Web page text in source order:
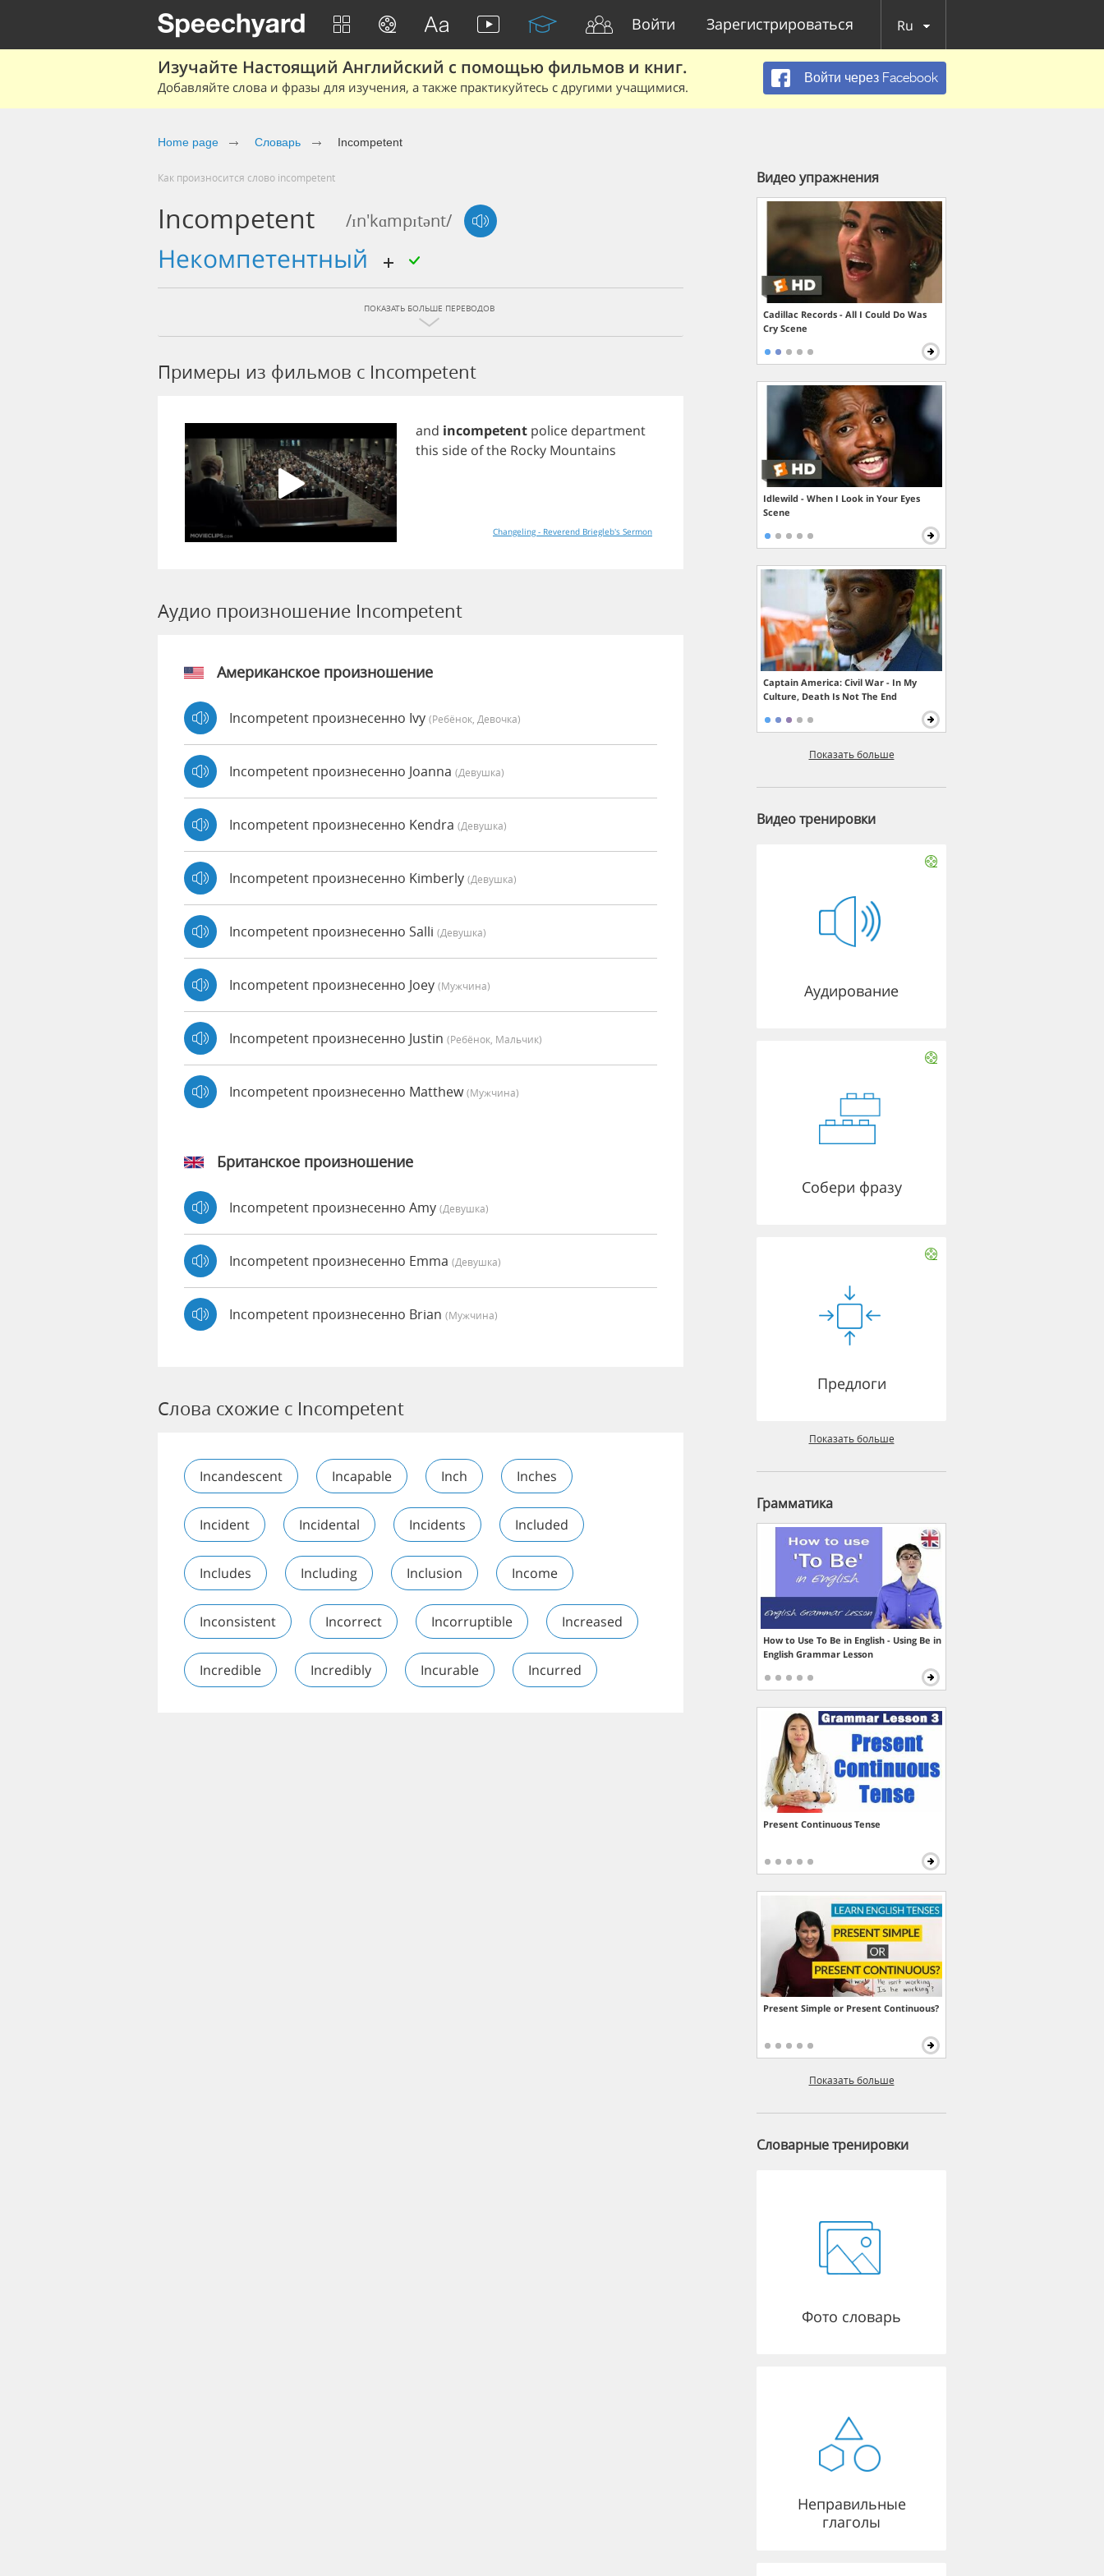
Войти Зарегистрироваться Ru
Изучайте Настоящий Английский с помощью фильмов и книг.
Добавляйте слова и фразы для изучения, а также практикуйтесь с другими учащимися.
Войти через Facebook
Home page Словарь Incompetent
Как произносится слово incompetent
Incompetent /ɪn'kɑmpɪtənt/
некомпетентный
ПОКАЗАТЬ БОЛЬШЕ ПЕРЕВОДОВ
Примеры из фильмов c Incompetent
and incompetent police department
this side ofthe Rocky Mountains
Changeling - Reverend Briegleb's Sermon
Аудио произношение Incompetent
Американское произношение
Incompetent произнесенно Ivy (Ребёнок, Девочка)
Incompetent произнесенно Joanna (девушка)
Incompetent произнесенно Kendra (девушка)
Incompetent произнесенно Kimberly (девушка)
Incompetent произнесенно Salli (девушка)
Incompetent произнесенно Joey (мужчина)
Incompetent произнесенно Justin (Ребёнок, Мальчик)
Incompetent произнесенно Matthew(мужчина)
Британское произношение
Incompetent произнесенно Amy (девушка)
Incompetent произнесенно Emma (девушка)
Incompetent произнесенно Brian (мужчина)
Слова схожие с Incompetent
Incandescent Incapable Inch Inches
Incident Incidental Incidents Included
Includes Including Inclusion Income
Inconsistent Incorrect Incorruptible Increased
Incredible Incredibly Incurable Incurred
Видео упражнения
Cadillac Records - All I Could Do Was
Cry Scene
Idlewild - When I Look in Your Eyes
Scene
Captain America: Civil War - In My
Culture, Death Is Not The End
Показать больше
Видео тренировки
Аудирование
Собери фразу
Предлоги
Показать больше
Грамматика
How to Use To Be in English - Using Be in
English Grammar Lesson
Present Continuous Tense
Present Simple or Present Continuous?
Показать больше
Словарные тренировки
Фото словарь
Неправильные
глаголы